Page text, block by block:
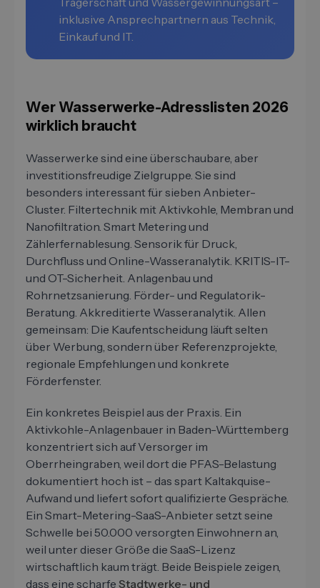
inklusive Ansprechpartnern aus Technik,
Einkauf und IT.
Wer Wasserwerke-Adresslisten 2026
wirklich braucht
Wasserwerke sind eine überschaubare, aber
investitionsfreudige Zielgruppe. Sie sind
besonders interessant für sieben Anbieter-
Cluster. Filtertechnik mit Aktivkohle, Membran und
Nanofiltration. Smart Metering und
Zählerfernablesung. Sensorik für Druck,
Durchfluss und Online-Wasseranalytik. KRITIS-IT-
und OT-Sicherheit. Anlagenbau und
Rohrnetzsanierung. Förder- und Regulatorik-
Beratung. Akkreditierte Wasseranalytik. Allen
gemeinsam: Die Kaufentscheidung läuft selten
über Werbung, sondern über Referenzprojekte,
regionale Empfehlungen und konkrete
Förderfenster.
Ein konkretes Beispiel aus der Praxis. Ein
Aktivkohle-Anlagenbauer in Baden-Württemberg
konzentriert sich auf Versorger im
Oberrheingraben, weil dort die PFAS-Belastung
dokumentiert hoch ist – das spart Kaltakquise-
Aufwand und liefert sofort qualifizierte Gespräche.
Ein Smart-Metering-SaaS-Anbieter setzt seine
Schwelle bei 50.000 versorgten Einwohnern an,
weil unter dieser Größe die SaaS-Lizenz
wirtschaftlich kaum trägt. Beide Beispiele zeigen,
dass eine scharfe Stadtwerke- und